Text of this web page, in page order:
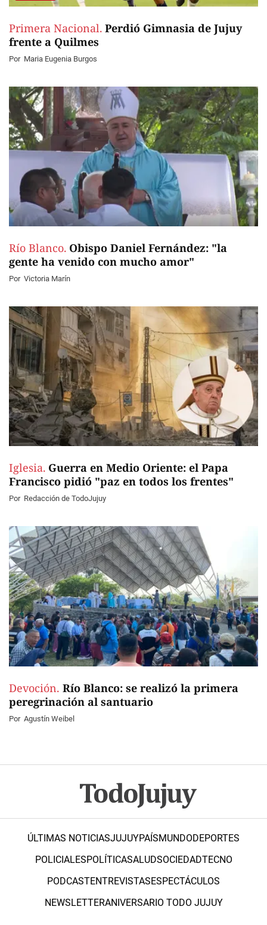
Primera Nacional. Perdió Gimnasia de Jujuy
frente a Quilmes
Por Maria Eugenia Burgos
Río Blanco. Obispo Daniel Fernández: "la
gente ha venido con mucho amor"
Por Victoria Marín
Iglesia. Guerra en Medio Oriente: el Papa
Francisco pidió "paz en todos los frentes"
Por Redacción de TodoJujuy
Devoción. Río Blanco: se realizó la primera
peregrinación al santuario
Por Agustín Weibel
ÚLTIMAS NOTICIASJUJUYPAÍSMUNDODEPORTES
POLICIALESPOLÍTICASALUDSOCIEDADTECNO
PODCASTENTREVISTASESPECTÁCULOS
NEWSLETTERANIVERSARIO TODO JUJUY